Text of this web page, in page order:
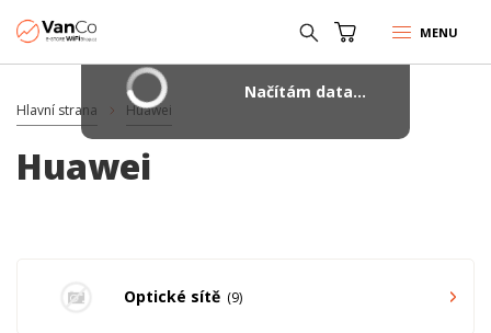
MENU
Hlavní strana Huawei
Huawei
Optické sítě 9
Načítám data...